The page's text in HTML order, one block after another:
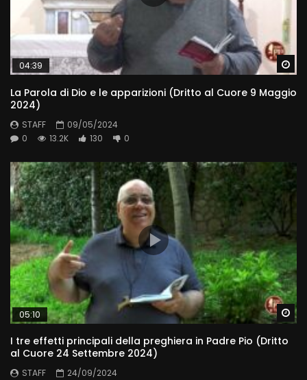
04:39
La Parola di Dio e le apparizioni (Dritto al Cuore 9 Maggio
2024)
STAFF
09/05/2024
0
13.2K 130 0
05:10
I tre effetti principali della preghiera in Padre Pio (Dritto
al Cuore 24 Settembre 2024)
STAFF
24/09/2024